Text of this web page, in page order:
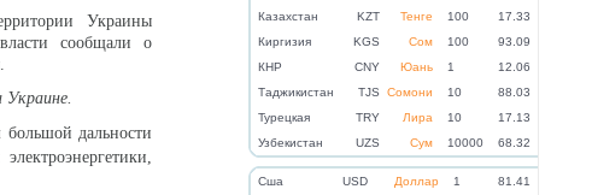
Казахстан
KZT Тенге 100
17.33
Киргизия
KGS Сом 100
93.09
КНР
CNY Юань 1
12.06
Таджикистан
TJS Сомони 10
88.03
Турецкая
TRY Лира 10
17.13
Узбекистан
UZS Сум 10000 68.32
Cша USD Доллар 1
81.41
Украины
сообщали о
Украине.
дальности